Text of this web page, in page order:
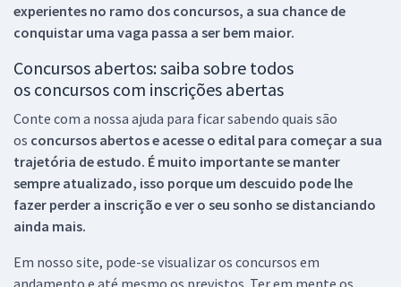
experientes no ramo dos concursos, a sua chance de
conquistar uma vaga passa a ser bem maior.
Concursos abertos: saiba sobre todos
os concursos com inscrições abertas
Conte com a nossa ajuda para ficar sabendo quais são
os concursos abertos e acesse o edital para começar a sua
trajetória de estudo. É muito importante se manter
sempre atualizado, isso porque um descuido pode lhe
fazer perder a inscrição e ver o seu sonho se distanciando
ainda mais.
Em nosso site, pode-se visualizar os concursos em
andamento e até mesmo os previstos. Ter em mente os